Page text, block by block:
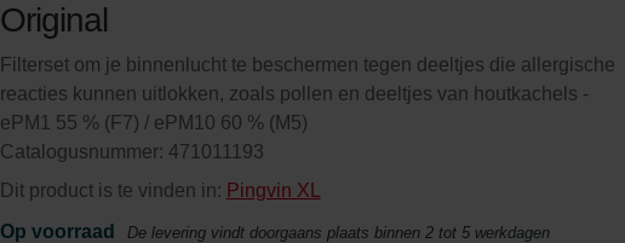
Original
Filterset om je binnenlucht te beschermen tegen deeltjes die allergische
reacties kunnen uitlokken, zoals pollen en deeltjes van houtkachels -
ePM1 55 % (F7) / ePM10 60 % (M5)
Catalogusnummer: 471011193
Dit product is te vinden in: Pingvin XL
Op voorraad
De levering vindt doorgaans plaats binnen 2 tot 5 werkdagen